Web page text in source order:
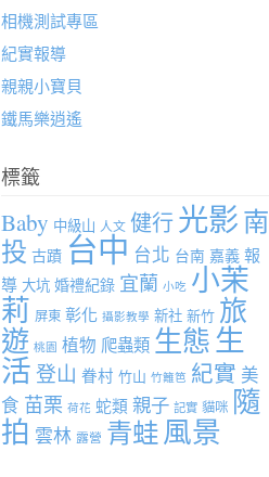
相機測試專區
紀實報導
親親小寶貝
鐵馬樂逍遙
標籤
Baby 中級山 人文 健行光影南
投 古蹟 台中 台北 台南 嘉義 報
導 大坑 婚禮紀錄 宜蘭 小吃 小茉
莉 屏東 彰化 攝影教學 新社 新竹 旅
遊 桃園 植物 爬蟲類 生態生
活 登山 眷村 竹山 竹籬笆 紀實 美
食 苗栗 荷花 蛇類 親子 記實 貓咪 隨
拍 雲林 露營 青蛙風景